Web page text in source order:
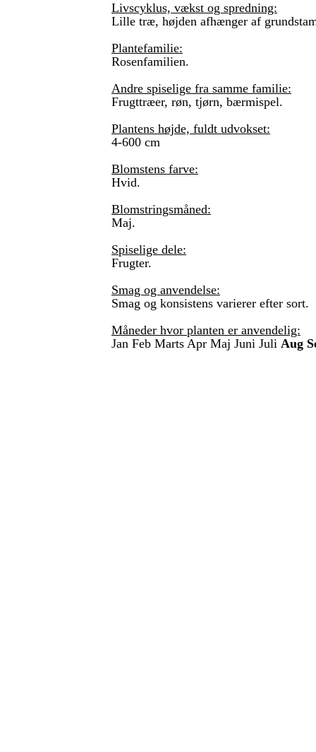
Livscyklus, vækst og spredning:
Lille træ, højden afhænger af
Plantefamilie:
Rosenfamilien.
Andre spiselige fra samme familie:
Frugttræer, røn, tjørn, bærmispel.
Plantens højde, fuldt udvokset:
4-600 cm
Blomstens farve:
Hvid.
Blomstringsmåned:
Maj.
Spiselige dele:
Frugter.
Smag og anvendelse:
Smag og konsistens varierer efter sort.
Måneder hvor planten er anvendelig:
Jan Feb Marts Apr Maj Juni Juli Aug